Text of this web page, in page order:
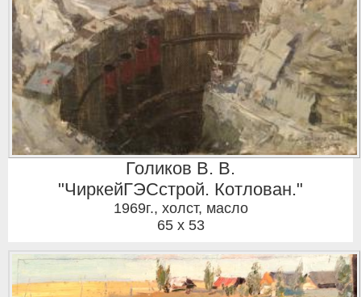
Голиков В. В.
"ЧиркейГЭСстрой. Котлован."
1969г., холст, масло
65 x 53